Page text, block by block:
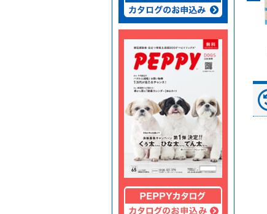
◆劇)ｲｿﾌﾙﾗﾝ吸入麻酔
液｢VTRS｣ ｳﾞｨｱﾄﾘｽ...
ペピイマジカルシーツ
（中厚型ペットシー
ツ）